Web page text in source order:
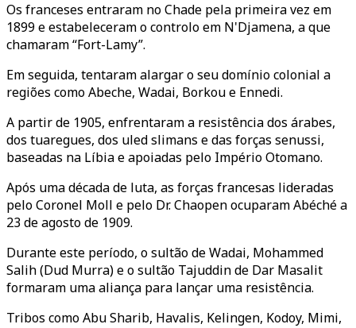
Os franceses entraram no Chade pela primeira vez em
1899 e estabeleceram o controlo em N'Djamena, a que
chamaram “Fort-Lamy”.
Em seguida, tentaram alargar o seu domínio colonial a
regiões como Abeche, Wadai, Borkou e Ennedi.
A partir de 1905, enfrentaram a resistência dos árabes,
dos tuaregues, dos uled slimans e das forças senussi,
baseadas na Líbia e apoiadas pelo Império Otomano.
Após uma década de luta, as forças francesas lideradas
pelo Coronel Moll e pelo Dr. Chaopen ocuparam Abéché a
23 de agosto de 1909.
Durante este período, o sultão de Wadai, Mohammed
Salih (Dud Murra) e o sultão Tajuddin de Dar Masalit
formaram uma aliança para lançar uma resistência.
Tribos como Abu Sharib, Havalis, Kelingen, Kodoy, Mimi,